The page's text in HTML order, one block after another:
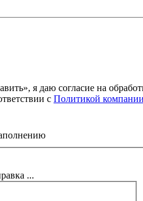
я даю согласие на
с Политикой
...